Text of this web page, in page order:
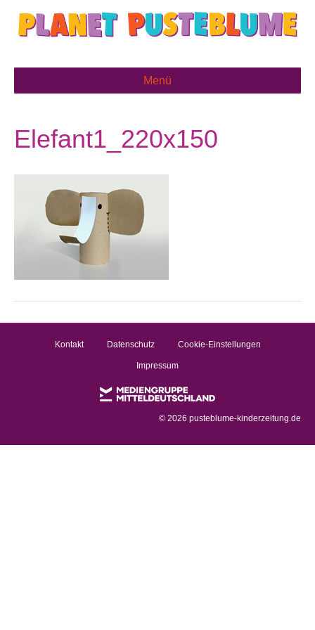
Menü
Elefant1_220x150
Kontakt Datenschutz Cookie-Einstellungen
Impressum
© 2026 pusteblume-kinderzeitung.de